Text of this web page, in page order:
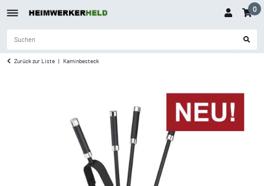
0
Zurück zur Liste Kaminbesteck